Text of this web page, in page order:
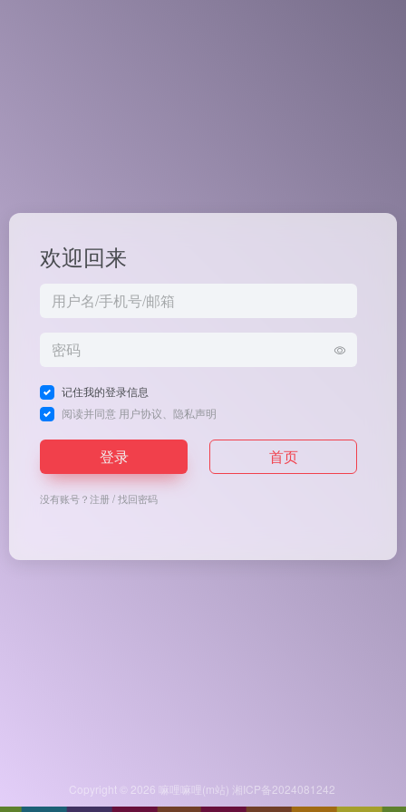
欢迎回来
记住我的登录信息
阅读并同意 用户协议 隐私声明
登录 首页
没有账号？注册/找回密码
Copyright © 2026 嘛哩嘛哩(m站) 湘ICP备2024081242